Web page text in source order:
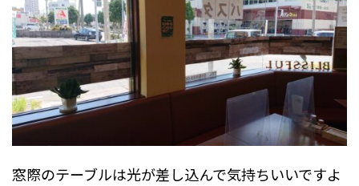
窓際のテーブルは光が差し込んで気持ちいいですよ